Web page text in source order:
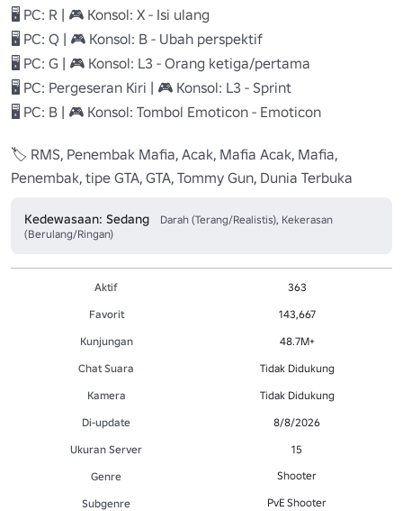
🖥️ PC: R | 🎮 Konsol: X - Isi ulang
🖥️ PC: Q | 🎮 Konsol: B - Ubah perspektif
🖥️ PC: G | 🎮 Konsol: L3 - Orang ketiga/pertama
🖥️ PC: Pergeseran Kiri | 🎮 Konsol: L3 - Sprint
🖥️ PC: B | 🎮 Konsol: Tombol Emoticon - Emoticon
🏷️ RMS, Penembak Mafia, Acak, Mafia Acak, Mafia,
Penembak, tipe GTA, GTA, Tommy Gun, Dunia Terbuka
Kedewasaan: Sedang
Darah (Terang/Realistis), Kekerasan
(Berulang/Ringan)
Aktif
363
Favorit
143,667
Kunjungan
48.7M+
Chat Suara
Tidak Didukung
Kamera
Tidak Didukung
Di-update
8/8/2026
Ukuran Server
15
Genre
Shooter
Subgenre PvE Shooter